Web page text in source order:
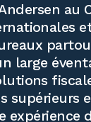
large
expérience